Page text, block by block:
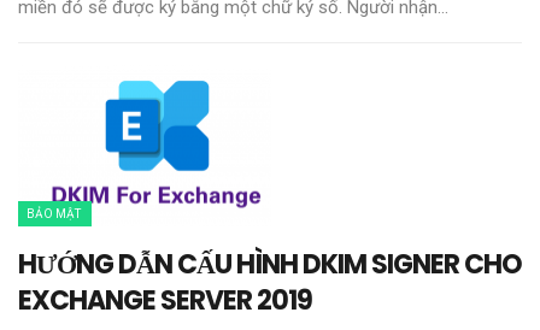
miền đó sẽ được ký bằng một chữ ký số. Người nhận…
BẢO MẬT
HƯỚNG DẪN CẤU HÌNH DKIM SIGNER CHO
EXCHANGE SERVER 2019